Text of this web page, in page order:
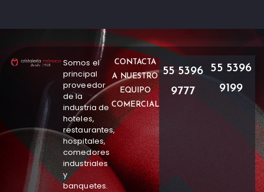
Somos el
principal
proveedor
de la
industria de
hoteles,
restaurantes,
hospitales,
comedores
industriales
y
banquetes.
CONTACTA
A NUESTRO
EQUIPO
COMERCIAL
55 5396
9777
55 5396
9199